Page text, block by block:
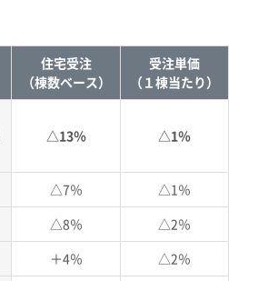
住宅受注
（棟数ベース）
受注単価
（１棟当たり）
△13％ △1％
△7％
△1％
△8％
△2％
＋4％
△2％